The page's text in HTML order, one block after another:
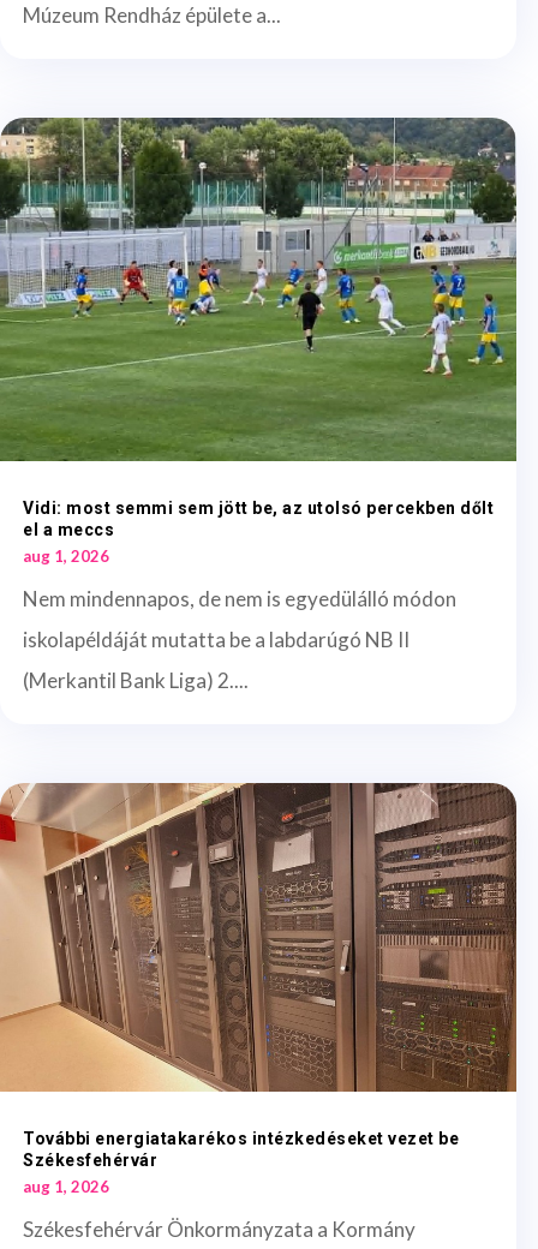
Múzeum Rendház épülete a...
Vidi: most semmi sem jött be, az utolsó percekben dőlt
el a meccs
aug 1, 2026
Nem mindennapos, de nem is egyedülálló módon
iskolapéldáját mutatta be a labdarúgó NB II
(Merkantil Bank Liga) 2....
További energiatakarékos intézkedéseket vezet be
Székesfehérvár
aug 1, 2026
Székesfehérvár Önkormányzata a Kormány